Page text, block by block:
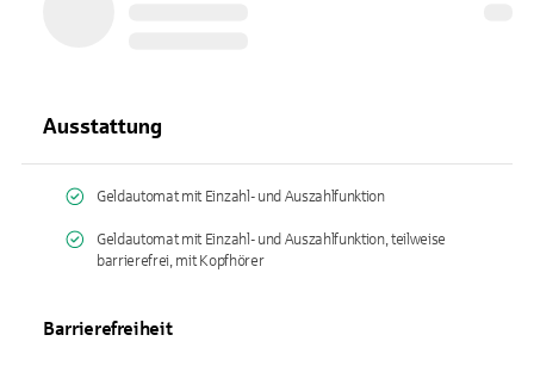
Ausstattung
Geldautomat mit Einzahl- und Auszahlfunktion
Geldautomat mit Einzahl- und Auszahlfunktion, teilweise
barrierefrei, mit Kopfhörer
Barrierefreiheit